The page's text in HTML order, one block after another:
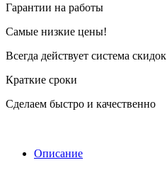
Гарантии на работы
Самые низкие цены!
Всегда действует система скидок
Краткие сроки
Сделаем быстро и качественно
Описание